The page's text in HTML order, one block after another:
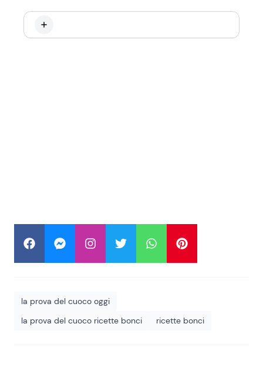
la prova del cuoco oggi
la prova del cuoco ricette bonci
ricette bonci